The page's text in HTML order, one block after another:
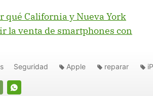
qué California y Nueva York
la venta de smartphones con
Seguridad Apple reparar